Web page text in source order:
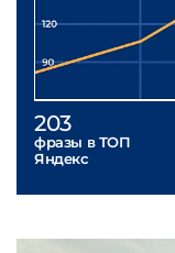
203
фразы в ТОП
Яндекс